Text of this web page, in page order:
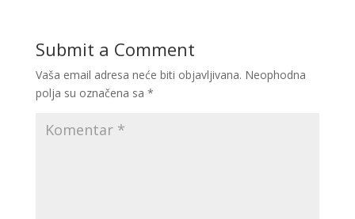
Submit a Comment
Vaša email adresa neće biti objavljivana. Neophodna
polja su označena sa *